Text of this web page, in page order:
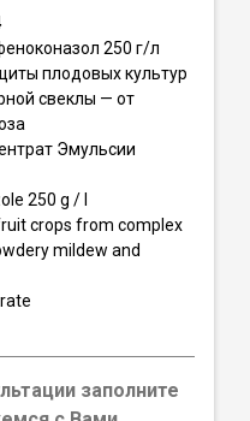
250 г/л
плодовых культур
свеклы — от
Эмульсии
250 g / l
crops from complex
mildew and
заполните